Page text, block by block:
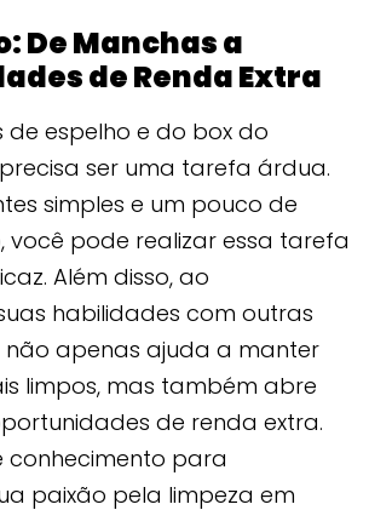
De Manchas a
de Renda Extra
de espelho e do box do
ser uma tarefa árdua.
simples e um pouco de
você pode realizar essa tarefa
Além disso, ao
habilidades com outras
não apenas ajuda a manter
limpos, mas também abre
de renda extra.
conhecimento para
paixão pela limpeza em